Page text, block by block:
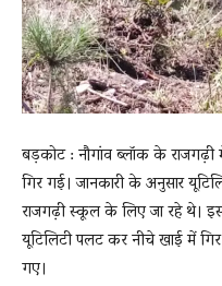
बड़कोट : नौगांव ब्लॉक के
गिर गई। जानकारी के अनुसार
राजगढ़ी स्कूल के लिए जा रहे थे।
यूटिलिटी पलट कर नीचे खाई में
गए।